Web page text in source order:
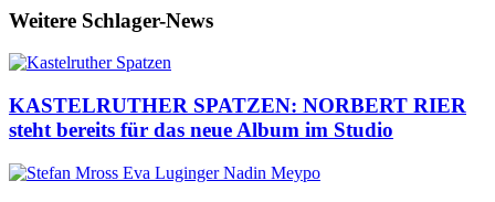
Weitere Schlager-News
KASTELRUTHER SPATZEN: NORBERT RIER
steht bereits für das neue Album im Studio